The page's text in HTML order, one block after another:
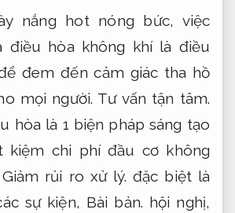
nắng hot nóng bức, việc
điều hòa không khí là điều
đem đến cảm giác tha hồ
mọi người. Tư vấn tận tâm.
hòa là 1 biện pháp sáng tạo
kiệm chi phí đầu cơ không
Giảm rủi ro xử lý. đặc biệt là
sự kiện, Bài bản. hội nghị,